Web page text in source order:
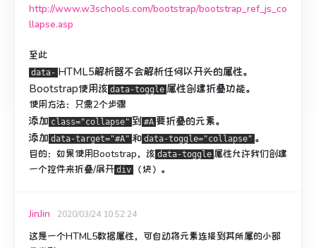
http://www.w3schools.com/bootstrap/bootstrap_ref_js_co
llapse.asp
至此
data- HTML5解析器不会解析任何以开头的属性。
Bootstrap使用该 data-toggle 属性创建折叠功能。
使用方法：只需2个步骤
添加 class="collapse" 到 #A 要折叠的元素。
添加 data-target="#A" 和 data-toggle="collapse" 。
目的： 如果使用Bootstrap， 该 data-toggle 属性允许我们创建
一个控件来折叠/展开 div （块）。
JinJin 2020/03/24 10:52:24
这是一个HTML5数据属性，可自动将元素连接到其所属的小部